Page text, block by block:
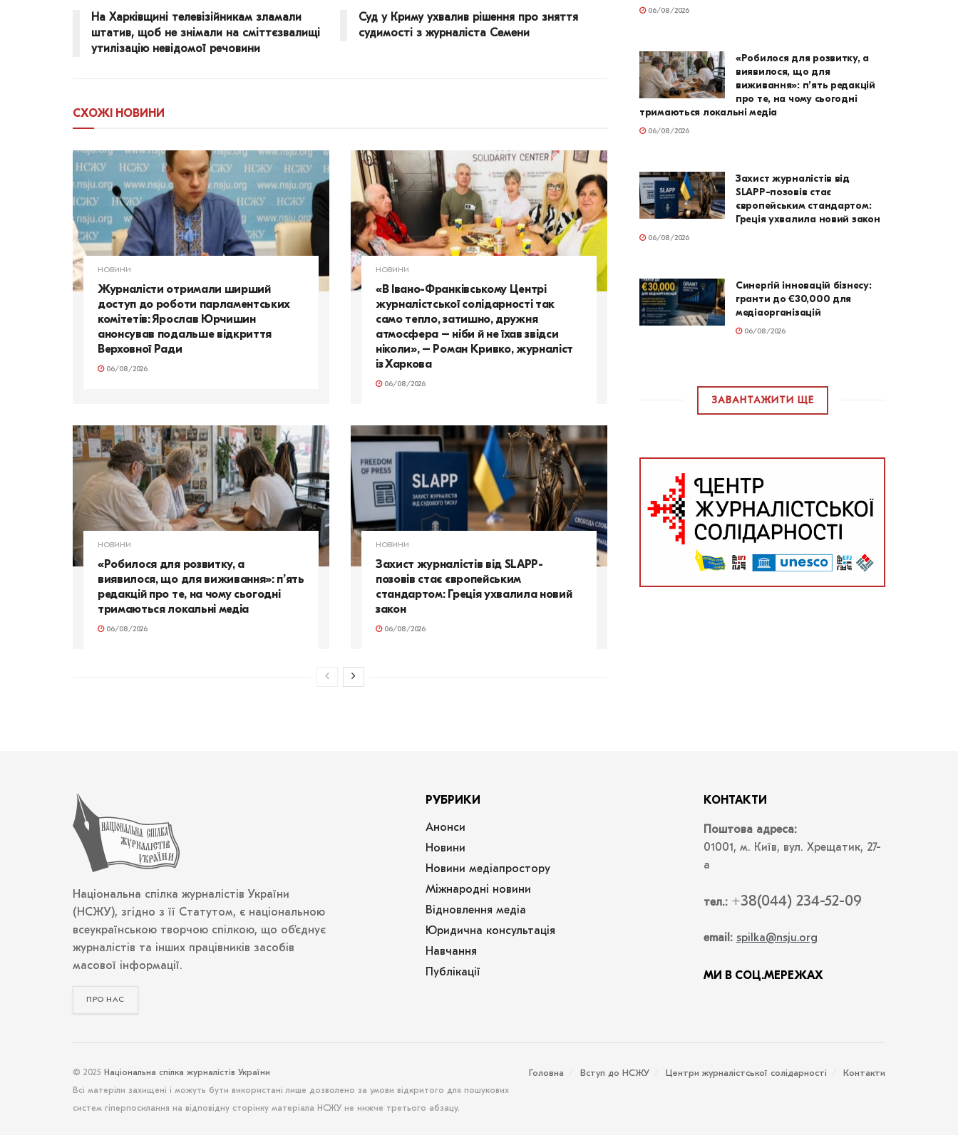
На Харківщині телевізійникам зламали
штатив, щоб не знімали на сміттєзвалищі
утилізацію невідомої речовини
Суд у Криму ухвалив рішення про зняття
судимості з журналіста Семени
СХОЖІ НОВИНИ
НОВИНИ
Журналісти отримали ширший
доступ до роботи парламентських
комітетів: Ярослав Юрчишин
анонсував подальше відкриття
Верховної Ради
06/08/2026
НОВИНИ
«В Івано-Франківському Центрі
журналістської солідарності так
само тепло, затишно, дружня
атмосфера – ніби й не їхав звідси
ніколи», – Роман Кривко, журналіст
із Харкова
06/08/2026
НОВИНИ
«Робилося для розвитку, а
виявилося, що для виживання»: п’ять
редакцій про те, на чому сьогодні
тримаються локальні медіа
06/08/2026
НОВИНИ
Захист журналістів від SLAPP-
позовів стає європейським
стандартом: Греція ухвалила новий
закон
06/08/2026
06/08/2026
«Робилося для розвитку, а
виявилося, що для
виживання»: п’ять редакцій
про те, на чому сьогодні
тримаються локальні медіа
06/08/2026
Захист журналістів від
SLAPP-позовів стає
європейським стандартом:
Греція ухвалила новий закон
06/08/2026
Синергій інновацій бізнесу:
гранти до €30,000 для
медіаорганізацій
06/08/2026
ЗАВАНТАЖИТИ ЩЕ
Національна спілка журналістів України
(НСЖУ), згідно з її Статутом, є національною
всеукраїнською творчою спілкою, що об’єднує
журналістів та інших працівників засобів
масової інформації.
ПРО НАС
РУБРИКИ
Анонси
Новини
Новини медіапростору
Міжнародні новини
Відновлення медіа
Юридична консультація
Навчання
Публікації
КОНТАКТИ
Поштова адреса:
01001, м. Київ, вул. Хрещатик, 27-
а
тел.: +38(044) 234-52-09
email: spilka@nsju.org
МИ В СОЦ.МЕРЕЖАХ
Головна Вступ до НСЖУ Центри журналістської солідарності Контакти
© 2025 Національна спілка журналістів України
Всі матеріли захищені і можуть бути використані лише дозволено за умови відкритого для пошукових
систем гіперпосилання на відповідну сторінку матеріала НСЖУ не нижче третього абзацу.